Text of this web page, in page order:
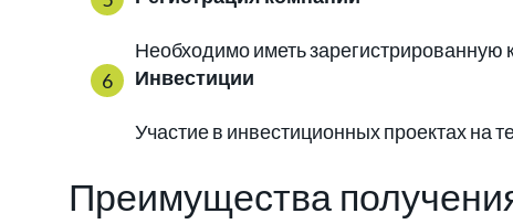
Необходимо иметь
Инвестиции
Участие в инвестиционных проектах на
Преимущества